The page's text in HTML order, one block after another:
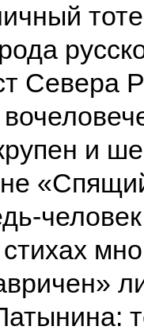
Севера
и
человек